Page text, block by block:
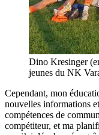
Dino Kresinger
jeunes du NK
Cependant, mon
nouvelles informations
compétences de
compétiteur, et ma